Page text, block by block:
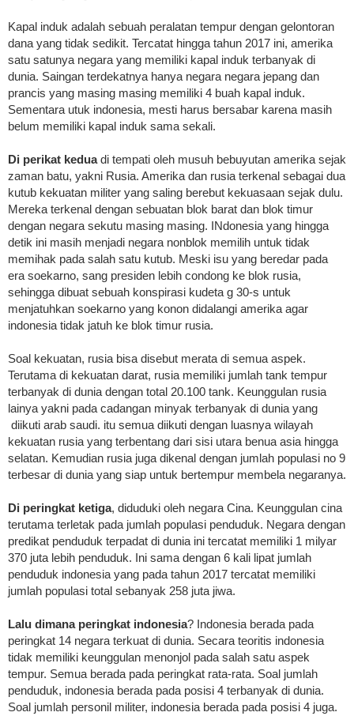
Kapal induk adalah sebuah peralatan tempur dengan gelontoran
dana yang tidak sedikit. Tercatat hingga tahun 2017 ini, amerika
satu satunya negara yang memiliki kapal induk terbanyak di
dunia. Saingan terdekatnya hanya negara negara jepang dan
prancis yang masing masing memiliki 4 buah kapal induk.
Sementara utuk indonesia, mesti harus bersabar karena masih
belum memiliki kapal induk sama sekali.
Di perikat keduadi tempati oleh musuh bebuyutan amerika sejak
zaman batu, yakni Rusia. Amerika dan rusia terkenal sebagai dua
kutub kekuatan militer yang saling berebut kekuasaan sejak dulu.
Mereka terkenal dengan sebuatan blok barat dan blok timur
dengan negara sekutu masing masing. INdonesia yang hingga
detik ini masih menjadi negara nonblok memilih untuk tidak
memihak pada salah satu kutub. Meski isu yang beredar pada
era soekarno, sang presiden lebih condong ke blok rusia,
sehingga dibuat sebuah konspirasi kudeta g 30-s untuk
menjatuhkan soekarno yang konon didalangi amerika agar
indonesia tidak jatuh ke blok timur rusia.
Soal kekuatan, rusia bisa disebut merata di semua aspek.
Terutama di kekuatan darat, rusia memiliki jumlah tank tempur
terbanyak di dunia dengan total 20.100 tank. Keunggulan rusia
lainya yakni pada cadangan minyak terbanyak di dunia yang
diikuti arab saudi. itu semua diikuti dengan luasnya wilayah
kekuatan rusia yang terbentang dari sisi utara benua asia hingga
selatan. Kemudian rusia juga dikenal dengan jumlah populasi no 9
terbesar di dunia yang siap untuk bertempur membela negaranya.
Di peringkat ketiga, diduduki oleh negara Cina. Keunggulan cina
terutama terletak pada jumlah populasi penduduk. Negara dengan
predikat penduduk terpadat di dunia ini tercatat memiliki 1 milyar
370 juta lebih penduduk. Ini sama dengan 6 kali lipat jumlah
penduduk indonesia yang pada tahun 2017 tercatat memiliki
jumlah populasi total sebanyak 258 juta jiwa.
Lalu dimana peringkat indonesia? Indonesia berada pada
peringkat 14 negara terkuat di dunia. Secara teoritis indonesia
tidak memiliki keunggulan menonjol pada salah satu aspek
tempur. Semua berada pada peringkat rata-rata. Soal jumlah
penduduk, indonesia berada pada posisi 4 terbanyak di dunia.
Soal jumlah personil militer, indonesia berada pada posisi 4 juga.